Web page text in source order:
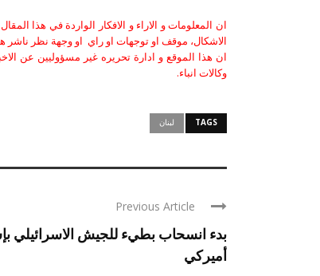
ان المعلومات و الاراء و الافكار الواردة في هذا
الاشكال، موقف او توجهات او راي او وجهة نظر ناشر
ان هذا الموقع و ادارة تحريره غير مسؤوليين عن
وكالات انباء.
TAGS لبنان
Previous Article
بدء انسحاب بطيء للجيش الاسرائيلي
أميركي